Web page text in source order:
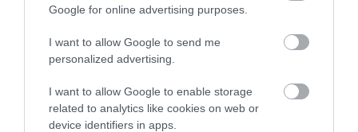
Google for online advertising purposes.
I want to allow Google to send me
personalized advertising.
I want to allow Google to enable storage
related to analytics like cookies on web or
device identifiers in apps.
BLAHALOUISIANA KONCERTJÉT IS
LÁTHA...
2026. augusztus 10